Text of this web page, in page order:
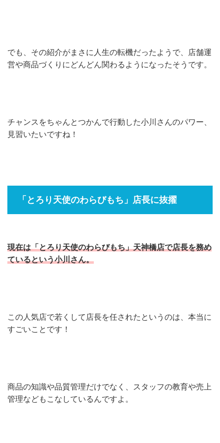
でも、その紹介がまさに人生の転機だったようで、店舗運
営や商品づくりにどんどん関わるようになったそうです。
チャンスをちゃんとつかんで行動した小川さんのパワー、
見習いたいですね！
「とろり天使のわらびもち」店長に抜擢
現在は「とろり天使のわらびもち」天神橋店で店長を務め
ているという小川さん。
この人気店で若くして店長を任されたというのは、本当に
すごいことです！
商品の知識や品質管理だけでなく、スタッフの教育や売上
管理などもこなしているんですよ。